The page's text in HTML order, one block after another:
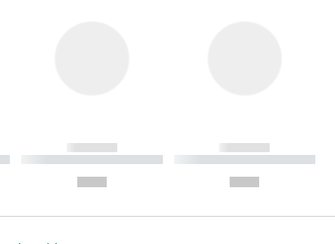
------------
----------- ----------- ----------
------------
----------- ----------- ----------